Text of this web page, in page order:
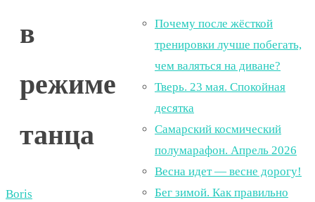
в
режиме
танца
Boris
Почему после жёсткой
тренировки лучше побегать,
чем валяться на диване?
Тверь. 23 мая. Спокойная
десятка
Самарский космический
полумарафон. Апрель 2026
Весна идет — весне дорогу!
Бег зимой. Как правильно